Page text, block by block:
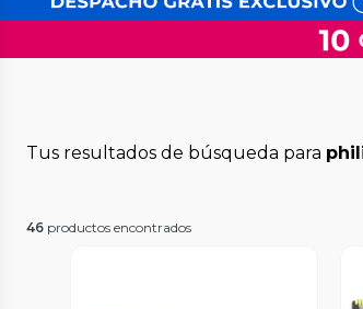
Tus resultados de búsqueda para
46 productos encontrados